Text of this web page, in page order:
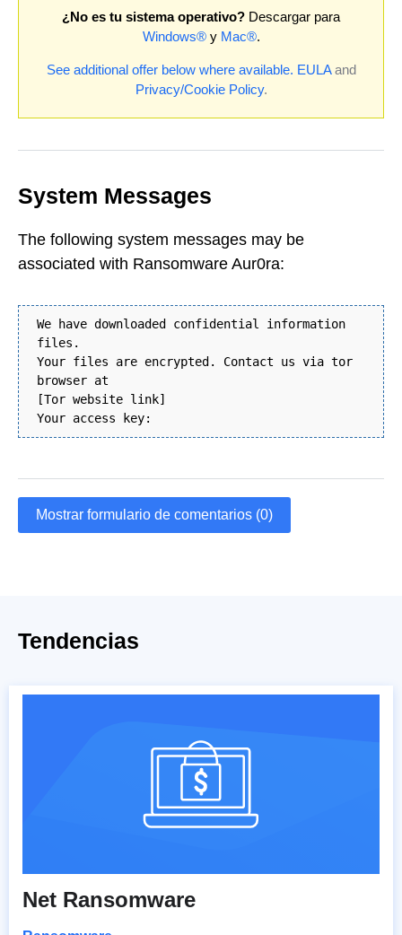
¿No es tu sistema operativo? Descargar para
Windows®y Mac®.
See additional offer below where available. EULAand
Privacy/Cookie Policy.
System Messages
The following system messages may be
associated with Ransomware Aur0ra:
We have downloaded confidential information
files.
Your files are encrypted. Contact us via tor
browser at
[Tor website link]
Your access key:
Mostrar formulario de comentarios (0)
Tendencias
Net Ransomware